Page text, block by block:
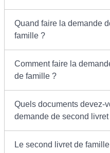
Quand faire la demande
famille ?
Comment faire la
de famille ?
Quels documents devez-
demande de second
Le second livret de